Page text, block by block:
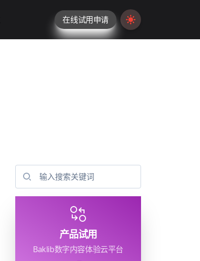
在线试用申请 Switch to light /
产品试用
Baklib数字内容体验云平台